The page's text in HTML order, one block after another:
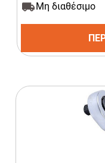
Μη διαθέσιμο